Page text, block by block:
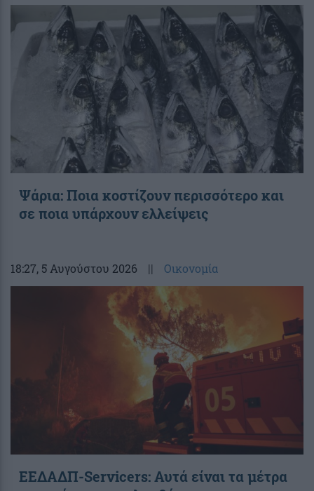
Ψάρια: Ποια κοστίζουν περισσότερο και
σε ποια υπάρχουν ελλείψεις
18:27, 5 Αυγούστου 2026 || Οικονομία
ΕΕΔΑΔΠ-Servicers: Αυτά είναι τα μέτρα